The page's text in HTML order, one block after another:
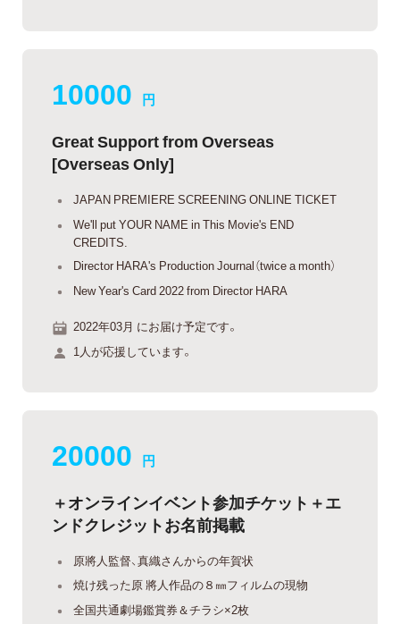
10000 円
Great Support from Overseas
[Overseas Only]
JAPAN PREMIERE SCREENING ONLINE TICKET
We'll put YOUR NAME in This Movie's END
CREDITS.
Director HARA's Production Journal（twice a month）
New Year's Card 2022 from Director HARA
2022年03月 にお届け予定です。
1人が応援しています。
20000 円
＋オンラインイベント参加チケット＋エ
ンドクレジットお名前掲載
原將人監督、真織さんからの年賀状
焼け残った原 將人作品の８㎜フィルムの現物
全国共通劇場鑑賞券＆チラシ×2枚